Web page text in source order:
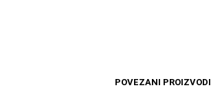
POVEZANI PROIZVODI